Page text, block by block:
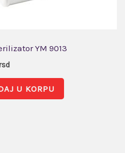
YM 9013
U KORPU